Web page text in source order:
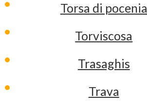
Torsa di pocenia
Torviscosa
Trasaghis
Trava